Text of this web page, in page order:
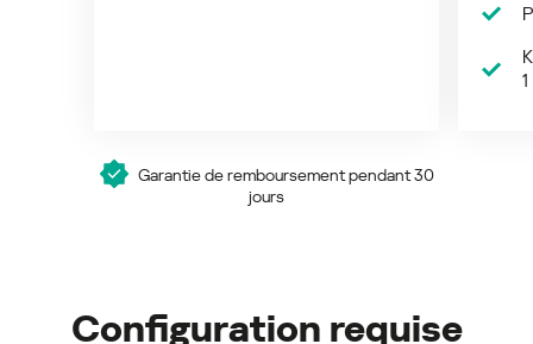
Garantie de remboursement pendant 30
jours
Configuration requise